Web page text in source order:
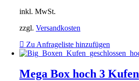
inkl. MwSt.
zzgl. Versandkosten
Zu Anfrageliste hinzufügen
Mega Box hoch 3 Kufen